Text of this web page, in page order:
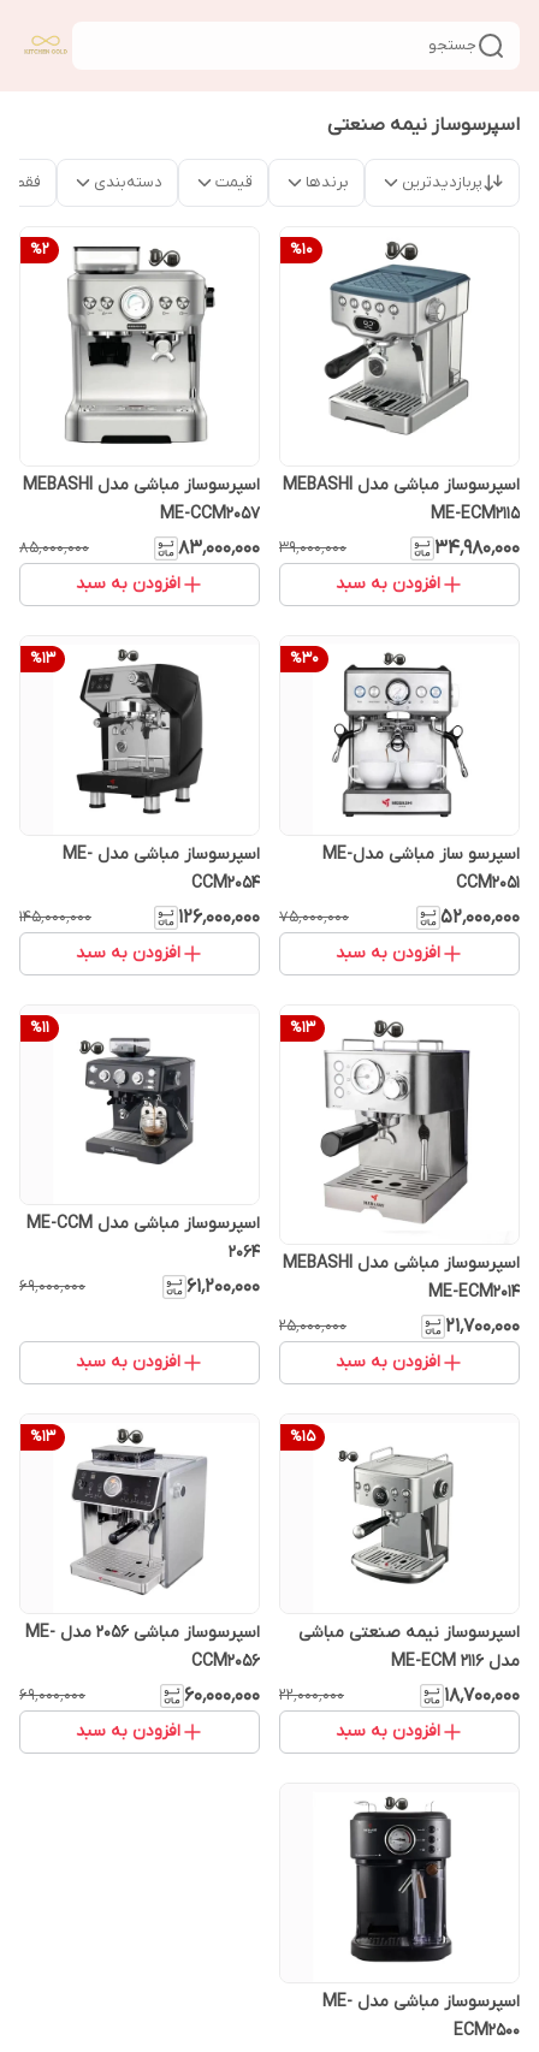
جستجو
اسپرسوساز نیمه صنعتی
پربازدیدترین برندها قیمت دسته‌بندی فقط
%10
اسپرسوساز مباشی مدل MEBASHI
ME-ECM2115
۳۴٬۹۸۰٬۰۰۰ ۳۹٬۰۰۰٬۰۰۰
افزودن به سبد
%2
اسپرسوساز مباشی مدل MEBASHI
ME-CCM2057
۸۳٬۰۰۰٬۰۰۰ ۸۵٬۰۰۰٬۰۰۰
افزودن به سبد
%30
اسپرسو ساز مباشی مدلME-
CCM2051
۵۲٬۰۰۰٬۰۰۰ ۷۵٬۰۰۰٬۰۰۰
افزودن به سبد
%13
اسپرسوساز مباشی مدل ME-
CCM2054
۱۲۶٬۰۰۰٬۰۰۰ ۱۴۵٬۰۰۰٬۰۰۰
افزودن به سبد
%13
اسپرسوساز مباشی مدل MEBASHI
ME-ECM2014
۲۱٬۷۰۰٬۰۰۰ ۲۵٬۰۰۰٬۰۰۰
افزودن به سبد
%11
اسپرسوساز مباشی مدل ME-CCM
2064
۶۱٬۲۰۰٬۰۰۰ ۶۹٬۰۰۰٬۰۰۰
افزودن به سبد
%15
اسپرسوساز نیمه صنعتی مباشی
مدل ME-ECM 2116
۱۸٬۷۰۰٬۰۰۰ ۲۲٬۰۰۰٬۰۰۰
افزودن به سبد
%13
اسپرسوساز مباشی ۲۰۵۶ مدل ME-
CCM2056
۶۰٬۰۰۰٬۰۰۰ ۶۹٬۰۰۰٬۰۰۰
افزودن به سبد
اسپرسوساز مباشی مدل ME-
ECM2500